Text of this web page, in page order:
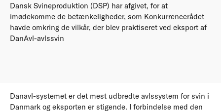
Dansk Svineproduktion (DSP) har afgivet, for at
imødekomme de betænkeligheder, som Konkurrencerådet
havde omkring de vilkår, der blev praktiseret ved eksport af
DanAvl-avlssvin
Danavl-systemet er det mest udbredte avlssystem for svin i
Danmark og eksporten er stigende. I forbindelse med den